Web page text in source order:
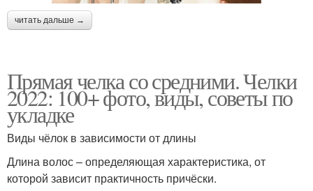
читать дальше →
Прямая челка со средними. Челки
2022: 100+ фото, виды, советы по
укладке
Виды чёлок в зависимости от длины
Длина волос – определяющая характеристика, от
которой зависит практичность причёски.